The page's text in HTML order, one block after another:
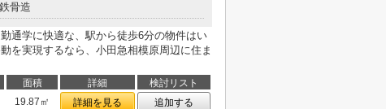
鉄骨造
通学に快適な、駅から徒歩6分の物件はい
を実現するなら、小田急相模原周辺に住ま
面積 詳細
検討リスト
19.87㎡ 詳細を見る 追加する